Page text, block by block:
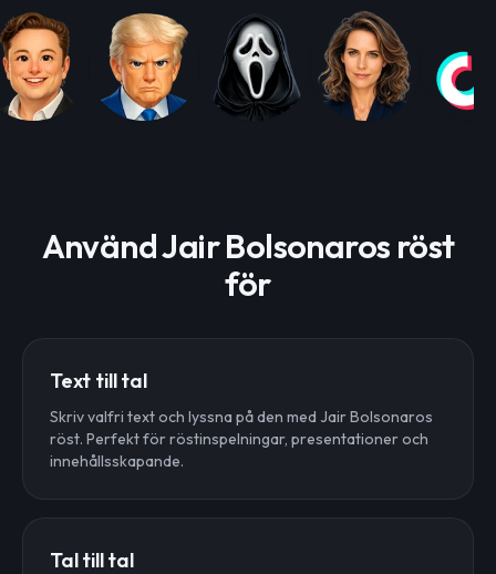
Använd Jair Bolsonaros röst
för
Text till tal
Skriv valfri text och lyssna på den med Jair Bolsonaros
röst. Perfekt för röstinspelningar, presentationer och
innehållsskapande.
Tal till tal